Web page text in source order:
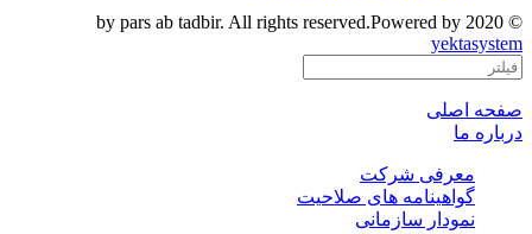
© 2020 by pars ab tadbir. All rights reserved.Powered by
yektasystem
صفحه اصلی
درباره ما
معرفی شرکت
گواهینامه های صلاحیت
نمودار سازمانی